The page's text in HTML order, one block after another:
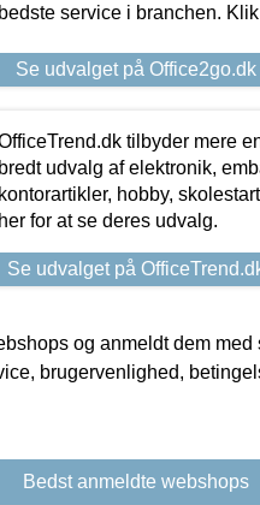
bedste service i branchen.
Se udvalget på Office2go.dk
tilbyder mere
bredt udvalg af elektronik,
kontorartikler, hobby,
her for at se deres udvalg.
Se udvalget på
og anmeldt dem med
brugervenlighed,
Bedst anmeldte webshops